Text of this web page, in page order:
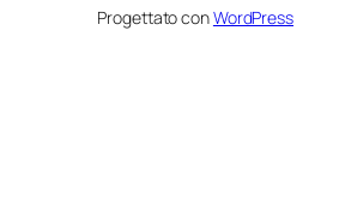
Progettato conWordPress